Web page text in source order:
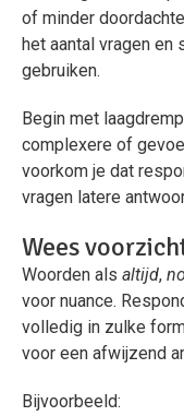
of minder
het aantal vragen en
gebruiken.
Begin met
complexere of
voorkom je dat
vragen latere
Wees
Woorden als altijd,
voor nuance.
volledig in zulke
voor een afwijzend
Bijvoorbeeld: